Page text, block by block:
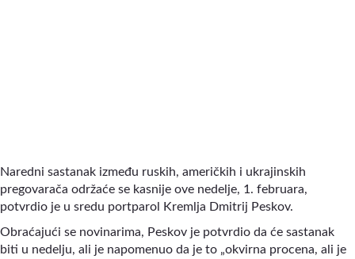
Naredni sastanak između ruskih, američkih i ukrajinskih
pregovarača održaće se kasnije ove nedelje, 1. februara,
potvrdio je u sredu portparol Kremlja Dmitrij Peskov.
Obraćajući se novinarima, Peskov je potvrdio da će sastanak
biti u nedelju, ali je napomenuo da je to „okvirna procena, ali je